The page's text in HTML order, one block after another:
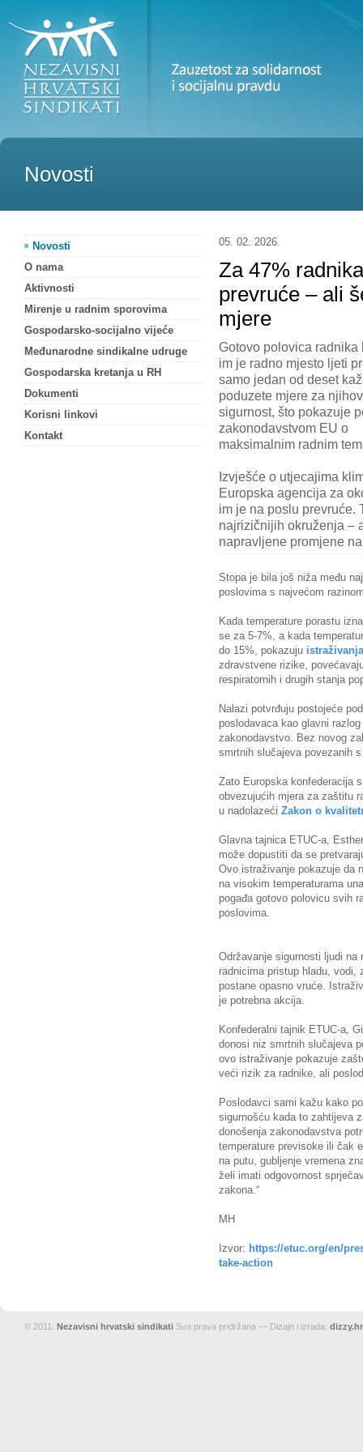
Novosti
05. 02. 2026.
Za 47%
prevruće – ali
mjere
Gotovo polovica radnika
im je radno mjesto ljeti
samo jedan od deset
poduzete mjere za
sigurnost, što pokazuje
zakonodavstvom EU o
maksimalnim radnim
Izvješće o utjecajima
Europska agencija za
im je na poslu prevruće.
najrizičnijih okruženja –
napravljene promjene
Stopa je bila još niža među
poslovima s najvećom
Kada temperature porastu
se za 5-7%, a kada
do 15%, pokazuju istraživanja
zdravstvene rizike,
respiratornih i drugih stanja
Nalazi potvrđuju postojeće
poslodavaca kao glavni
zakonodavstvo. Bez novog
smrtnih slučajeva povezanih
Zato Europska konfederacija
obvezujućih mjera za zaštitu
u nadolazeći Zakon o
Glavna tajnica ETUC-a,
može dopustiti da se
Ovo istraživanje pokazuje da
na visokim temperaturama
pogađa gotovo polovicu svih
poslovima.
Održavanje sigurnosti ljudi na
radnicima pristup hladu,
postane opasno vruće.
je potrebna akcija.
Konfederalni tajnik ETUC-a,
donosi niz smrtnih slučajeva
ovo istraživanje pokazuje
veći rizik za radnike, ali
Poslodavci sami kažu kako
sigurnošću kada to zahtijeva
donošenja zakonodavstva
temperature previsoke ili čak
na putu, gubljenje vremena
želi imati odgovornost
zakona.“
MH
Izvor: https://etuc.org/en/
take-action
Novosti
O nama
Aktivnosti
Mirenje u radnim sporovima
Gospodarsko-socijalno vijeće
Međunarodne sindikalne udruge
Gospodarska kretanja u RH
Dokumenti
Korisni linkovi
Kontakt
© 2011. Nezavisni hrvatski sindikati Sva prava pridržana — Dizajn i izrada: dizzy.hr